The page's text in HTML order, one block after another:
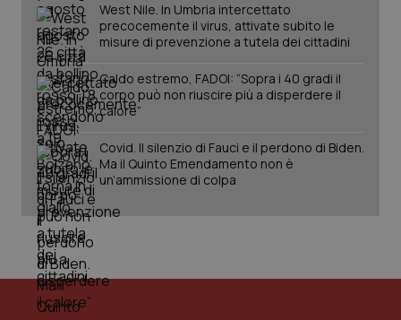
West Nile. In Umbria intercettato
precocemente il virus, attivate subito le
misure di prevenzione a tutela dei cittadini
Caldo estremo, FADOI: “Sopra i 40 gradi il
corpo può non riuscire più a disperdere il
calore”
Covid. Il silenzio di Fauci e il perdono di Biden.
Ma il Quinto Emendamento non è
un’ammissione di colpa
PHPSESSID
PHP.net